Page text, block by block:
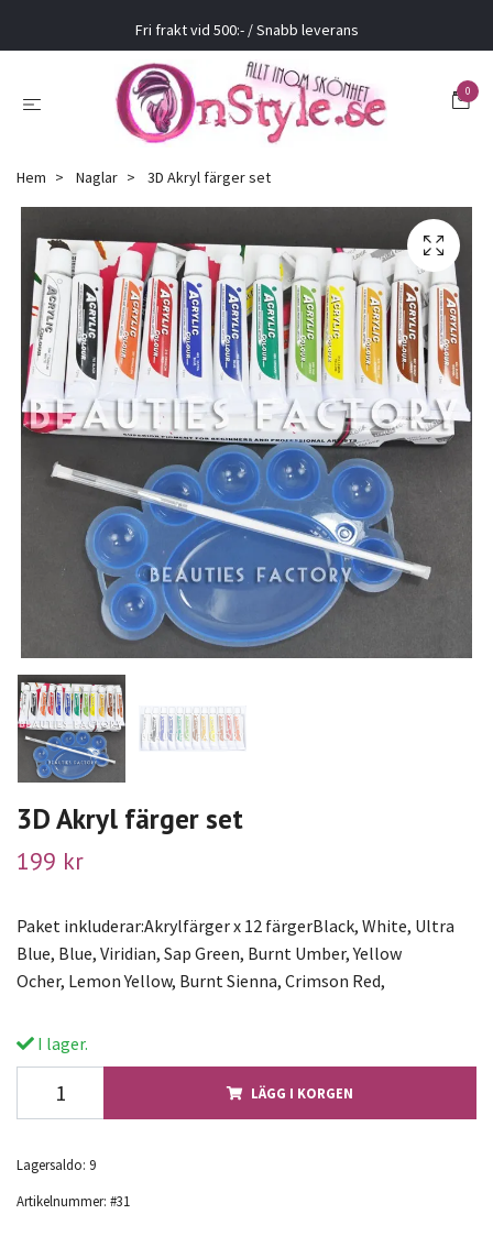
Fri frakt vid 500:- / Snabb leverans
0
Hem Naglar 3D Akryl färger set
3D Akryl färger set
199 kr
Paket inkluderar:Akrylfärger x 12 färgerBlack, White, Ultra
Blue, Blue, Viridian, Sap Green, Burnt Umber, Yellow
Ocher, Lemon Yellow, Burnt Sienna, Crimson Red,
I lager.
LÄGG I KORGEN
Lagersaldo: 9
Artikelnummer: #31